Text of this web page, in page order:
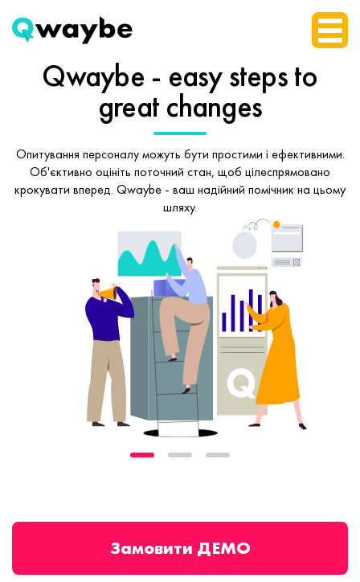
Qwaybe - easy stepsto
great changes
Опитування персоналу можуть бути простими і ефективними.
Об'єктивно оцініть поточний стан, щоб цілеспрямовано
крокувати вперед. Qwaybe - ваш надійний помічник на цьому
шляху.
Замовити ДЕМО